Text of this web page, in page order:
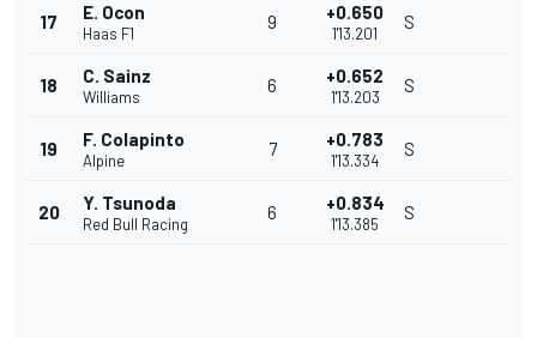
17 E. Ocon
Haas F1
9 +0.650
1'13.201
S
18 C. Sainz
Williams
6 +0.652
1'13.203
S
19 F. Colapinto
Alpine
7 +0.783
1'13.334
S
20 Y. Tsunoda
Red Bull Racing
6 +0.834
1'13.385
S